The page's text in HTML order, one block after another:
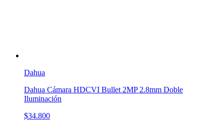
Dahua
Dahua Cámara HDCVI Bullet 2MP 2.8mm Doble
Iluminación
$34.800